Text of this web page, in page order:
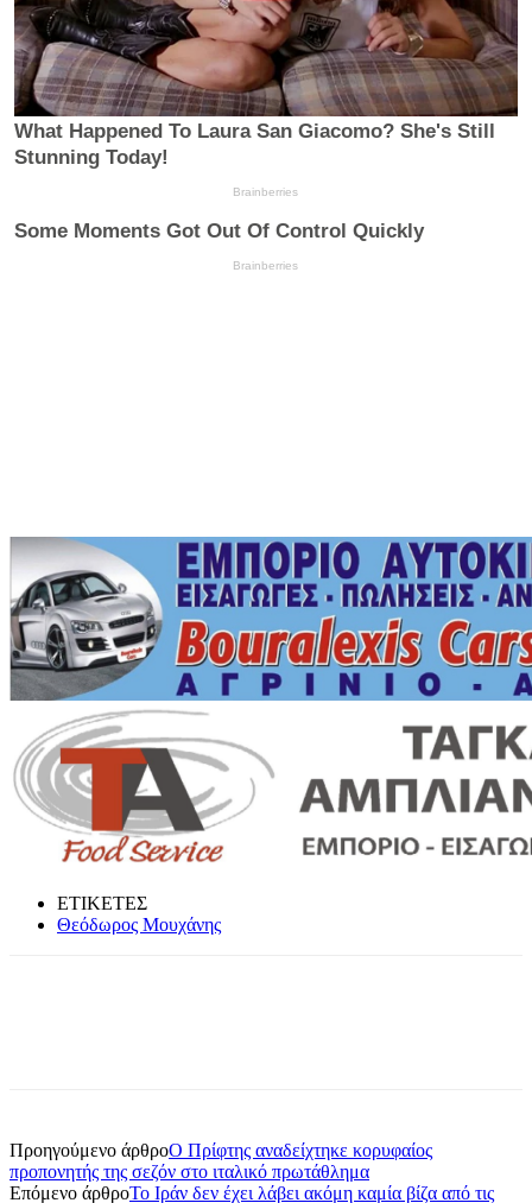
ΕΤΙΚΕΤΕΣ
Θεόδωρος Μουχάνης
Προηγούμενο άρθροΟ Πρίφτης αναδείχτηκε κορυφαίος
προπονητής της σεζόν στο ιταλικό πρωτάθλημα
Επόμενο άρθροΤο Ιράν δεν έχει λάβει ακόμη καμία βίζα από τις